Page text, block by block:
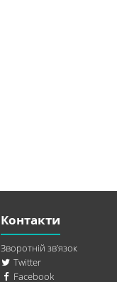
Контакти
Зворотній зв’язок
Twitter
Facebook